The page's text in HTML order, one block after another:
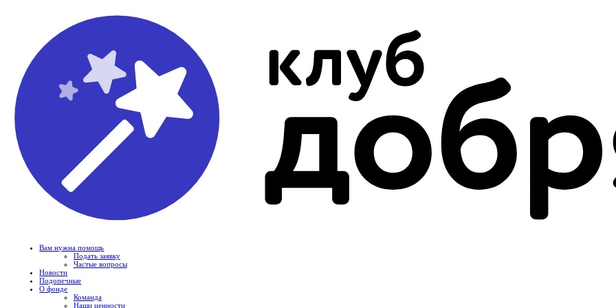
Вам нужна помощь
Подать заявку
Частые вопросы
Новости
Подопечные
О фонде
Команда
Наши ценности